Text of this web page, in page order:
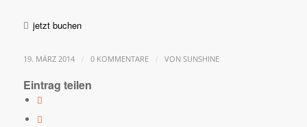
jetzt buchen
19. MÄRZ 2014 / 0 KOMMENTARE / VON SUNSHINE
Eintrag teilen